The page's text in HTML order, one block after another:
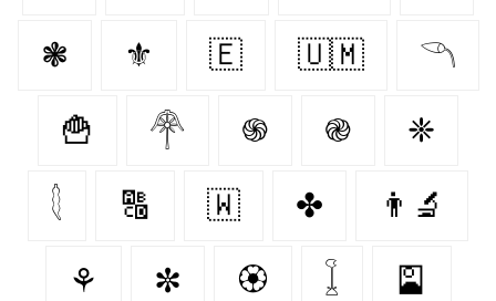
❃ ⚜️ 🇪‌ 🇺🇲 𓆹
🍟 𓋇 ֍ ֎ ❈
𓇛 🔠 🇼‌ ✤ 👨‍🔬
⚘ ✼ 🏵️ 𓆼 🎴